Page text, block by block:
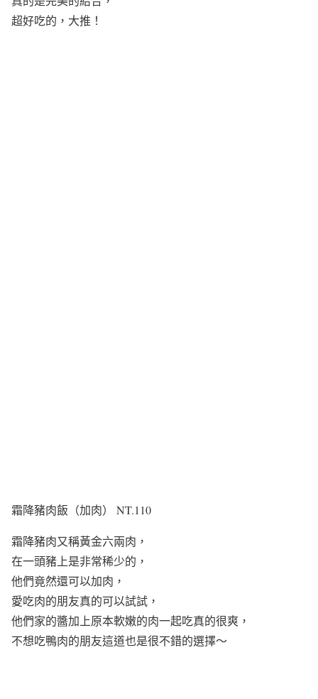
超好吃的，大推！
霜降豬肉飯（加肉） NT.110
霜降豬肉又稱黃金六兩肉，
在一頭豬上是非常稀少的，
他們竟然還可以加肉，
愛吃肉的朋友真的可以試試，
他們家的醬加上原本軟嫩的肉一起吃真的很爽，
不想吃鴨肉的朋友這道也是很不錯的選擇～